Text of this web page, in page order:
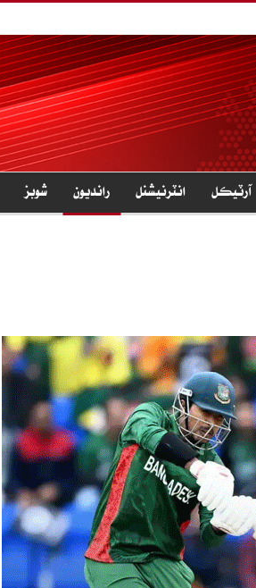
آرٽيڪل انٽرنيشنل رانديون شوبز